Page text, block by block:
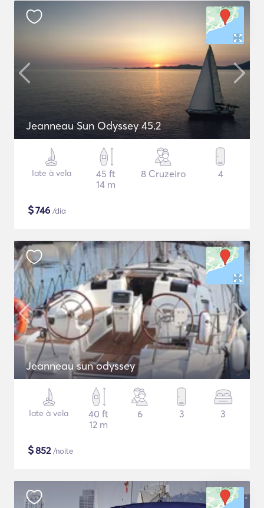
Jeanneau Sun Odyssey 45.2
Iate à vela
45 ft
14 m
8 Cruzeiro 4
$746 /dia
Jeanneau sun odyssey
Iate à vela
40 ft
12 m
6 3 3
$852/noite